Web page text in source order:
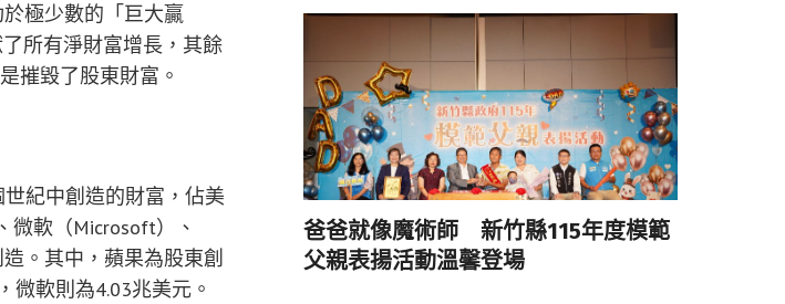
極少數的「巨大贏
所有淨財富增長，其餘
摧毀了股東財富。
紀中創造的財富，佔美
軟（Microsoft）、
。其中，蘋果為股東創
微軟則為4.03兆美元。
爸爸就像魔術師 新竹縣115年度模範
父親表揚活動溫馨登場